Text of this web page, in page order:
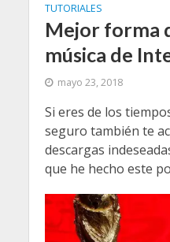
TUTORIALES
Mejor forma
música de
mayo 23, 2018
Si eres de los
seguro también te
descargas
que he hecho este